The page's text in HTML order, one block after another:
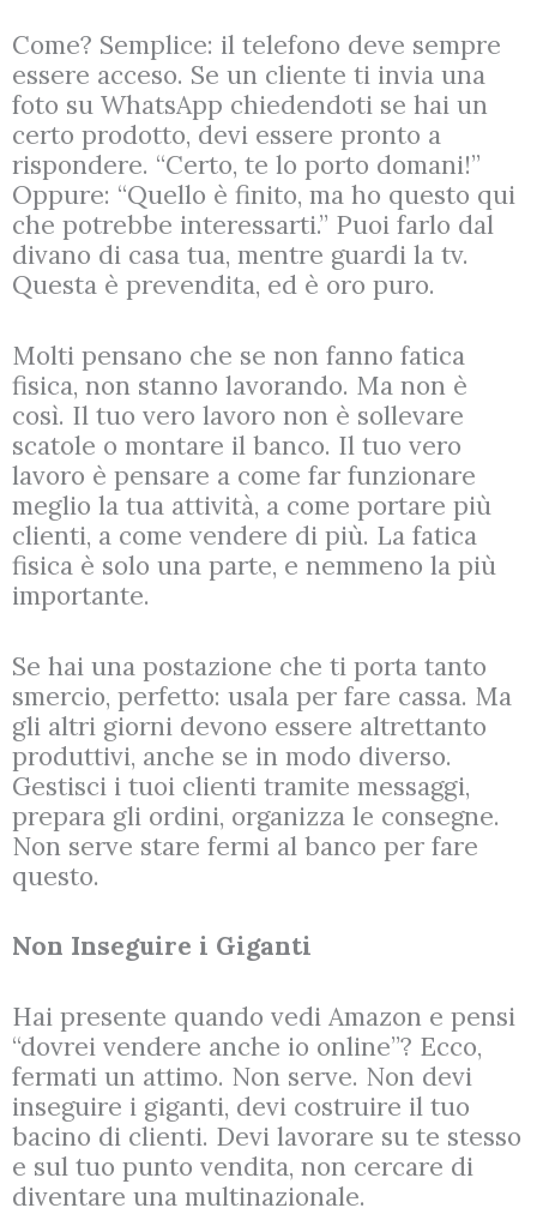
Come? Semplice: il telefono deve sempre
essere acceso. Se un cliente ti invia una
foto su WhatsApp chiedendoti se hai un
certo prodotto, devi essere pronto a
rispondere. “Certo, te lo porto domani!”
Oppure: “Quello è finito, ma ho questo qui
che potrebbe interessarti.” Puoi farlo dal
divano di casa tua, mentre guardi la tv.
Questa è prevendita, ed è oro puro.
Molti pensano che se non fanno fatica
fisica, non stanno lavorando. Ma non è
così. Il tuo vero lavoro non è sollevare
scatole o montare il banco. Il tuo vero
lavoro è pensare a come far funzionare
meglio la tua attività, a come portare più
clienti, a come vendere di più. La fatica
fisica è solo una parte, e nemmeno la più
importante.
Se hai una postazione che ti porta tanto
smercio, perfetto: usala per fare cassa. Ma
gli altri giorni devono essere altrettanto
produttivi, anche se in modo diverso.
Gestisci i tuoi clienti tramite messaggi,
prepara gli ordini, organizza le consegne.
Non serve stare fermi al banco per fare
questo.
Non Inseguire i Giganti
Hai presente quando vedi Amazon e pensi
“dovrei vendere anche io online”? Ecco,
fermati un attimo. Non serve. Non devi
inseguire i giganti, devi costruire il tuo
bacino di clienti. Devi lavorare su te stesso
e sul tuo punto vendita, non cercare di
diventare una multinazionale.